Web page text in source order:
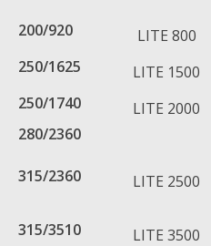
200/920 LITE 800
250/1625
LITE 1500
250/1740
LITE 2000
280/2360
315/2360 LITE 2500
315/3510 LITE 3500